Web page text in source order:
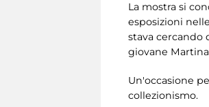
La mostra si
esposizioni
stava cercando
giovane
Un'occasione
collezionismo.